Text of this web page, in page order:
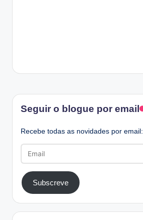
Seguir o blogue por email
Recebe todas as novidades por email:
Subscreve